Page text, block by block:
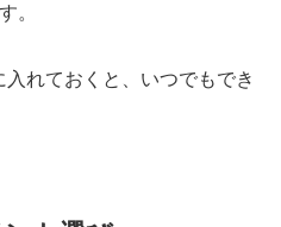
。
れておくと、いつでもでき